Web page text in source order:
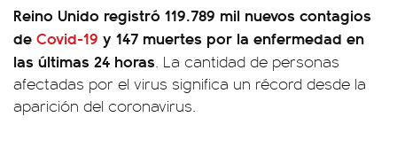
Reino Unido registró 119.789 mil nuevos contagios
de Covid-19 y 147 muertes por la enfermedad en
las últimas 24 horas. La cantidad de personas
afectadas por el virus significa un récord desde la
aparición del coronavirus.